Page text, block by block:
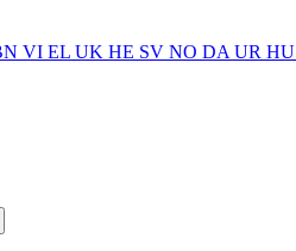
VI EL UK HE SV NO DA UR HU